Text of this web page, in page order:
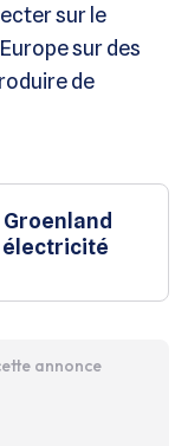
sur le
sur des
de
électricité
annonce